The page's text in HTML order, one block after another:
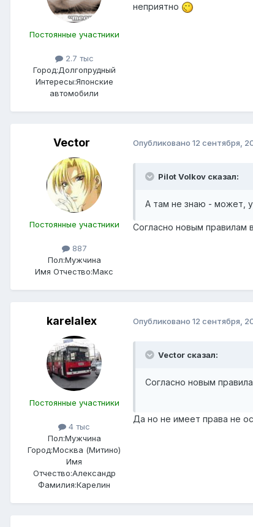
Постоянные участники
2.7 тыс
Город:Долгопрудный
Интересы:Японские
автомобили
неприятно
Vector
Постоянные участники
887
Пол:Мужчина
Имя Отчество:Макс
Опубликовано 12 сентября,
Pilot Volkov сказал:
А там не знаю - может,
Согласно новым правилам
karelalex
Постоянные участники
4 тыс
Пол:Мужчина
Город:Москва (Митино)
Имя
Отчество:Александр
Фамилия:Карелин
Опубликовано 12 сентября,
Vector сказал:
Согласно новым
Да но не имеет права не